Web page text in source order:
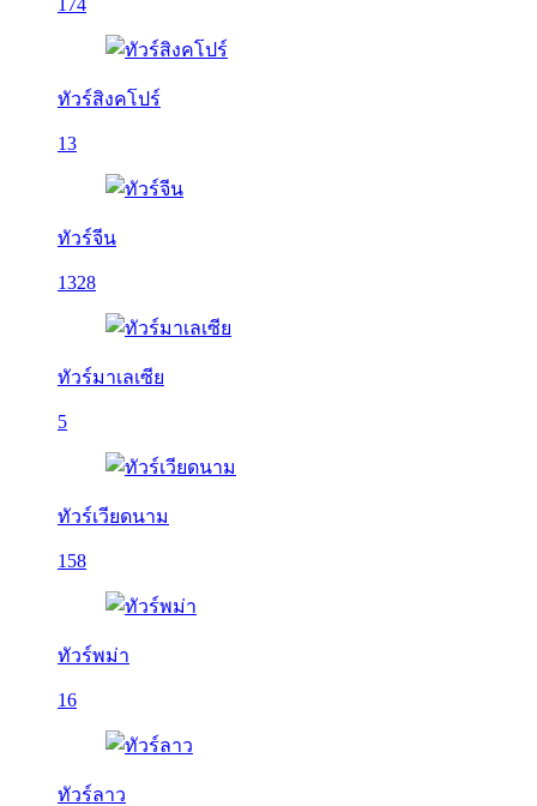
174
ทัวร์สิงคโปร์
13
ทัวร์จีน
1328
ทัวร์มาเลเซีย
5
ทัวร์เวียดนาม
158
ทัวร์พม่า
16
ทัวร์ลาว